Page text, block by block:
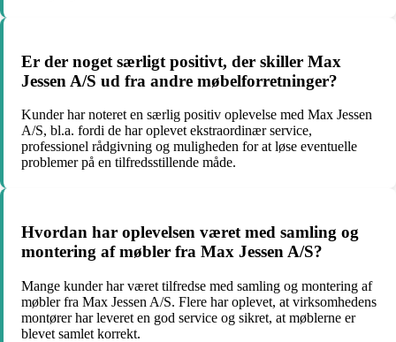
Er der noget særligt positivt, der skiller Max
Jessen A/S ud fra andre møbelforretninger?
Kunder har noteret en særlig positiv oplevelse med Max Jessen
A/S, bl.a. fordi de har oplevet ekstraordinær service,
professionel rådgivning og muligheden for at løse eventuelle
problemer på en tilfredsstillende måde.
Hvordan har oplevelsen været med samling og
montering af møbler fra Max Jessen A/S?
Mange kunder har været tilfredse med samling og montering af
møbler fra Max Jessen A/S. Flere har oplevet, at virksomhedens
montører har leveret en god service og sikret, at møblerne er
blevet samlet korrekt.